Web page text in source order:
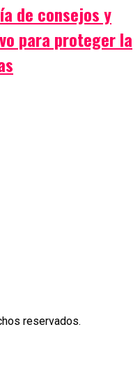
de consejos y
para proteger la
reservados.